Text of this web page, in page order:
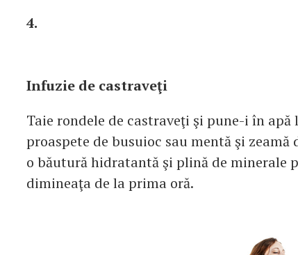
4.
Infuzie de castraveţi
Taie rondele de castraveţi şi pune-i în
proaspete de busuioc sau mentă şi zeamă
o băutură hidratantă şi plină de minerale
dimineaţa de la prima oră.